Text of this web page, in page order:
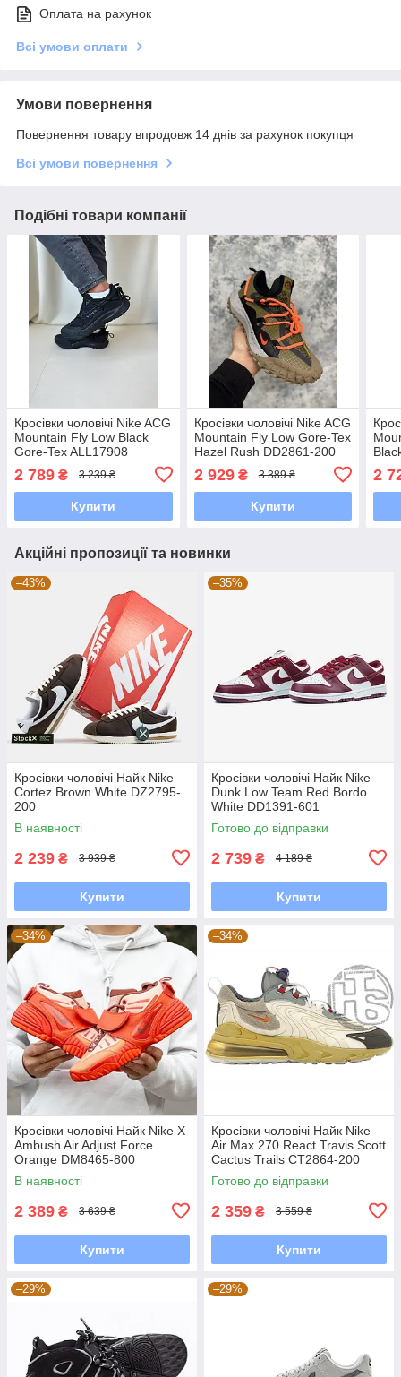
Оплата на рахунок
Всі умови оплати
Умови повернення
Повернення товару впродовж 14 днів за рахунок покупця
Всі умови повернення
Подібні товари компанії
Кросівки чоловічі Nike ACG
Mountain Fly Low Black
Gore-Tex ALL17908
2 789 ₴ 3 239 ₴
Купити
Кросівки чоловічі Nike ACG
Mountain Fly Low Gore-Tex
Hazel Rush DD2861-200
2 929₴ 3 389 ₴
Купити
2
Акційні пропозиції та новинки
–43%
Кросівки чоловічі Найк Nike
Cortez Brown White DZ2795-
200
В наявності
2 239 ₴ 3 939 ₴
Купити
–35%
Кросівки чоловічі Найк Nike
Dunk Low Team Red Bordo
White DD1391-601
Готово до відправки
2 739 ₴ 4 189 ₴
Купити
–34%
Кросівки чоловічі Найк Nike X
Ambush Air Adjust Force
Orange DM8465-800
В наявності
2 389 ₴ 3 639 ₴
Купити
–34%
Кросівки чоловічі Найк Nike
Air Max 270 React Travis Scott
Cactus Trails CT2864-200
Готово до відправки
2 359 ₴ 3 559 ₴
Купити
–29% –29%